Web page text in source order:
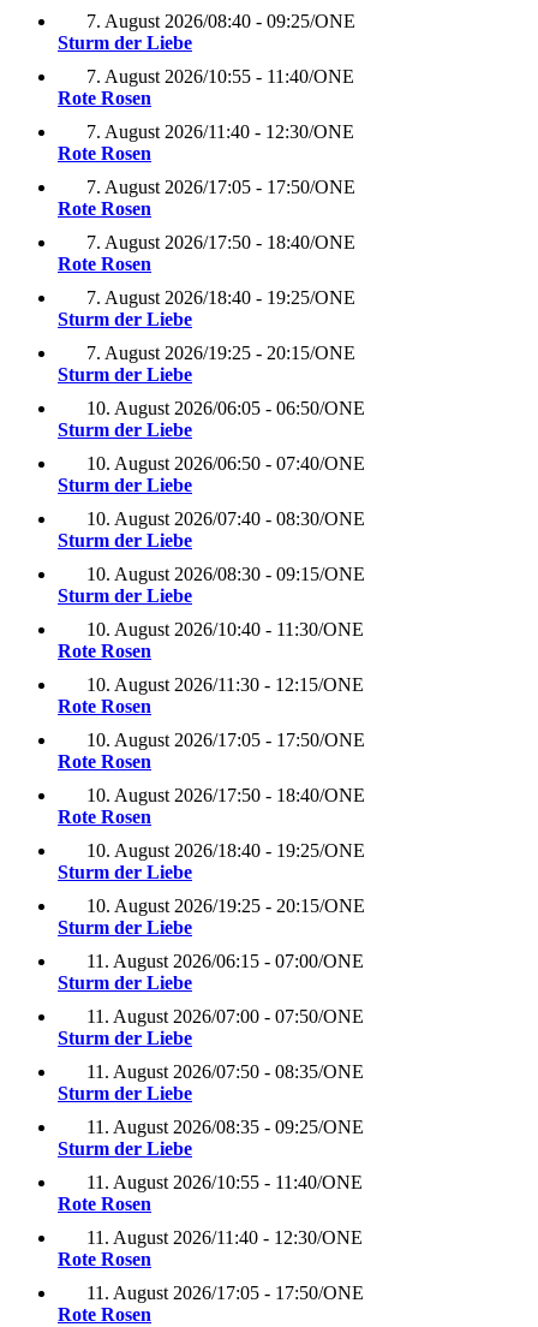
7. August 2026/08:40 - 09:25/ONE
Sturm der Liebe
7. August 2026/10:55 - 11:40/ONE
Rote Rosen
7. August 2026/11:40 - 12:30/ONE
Rote Rosen
7. August 2026/17:05 - 17:50/ONE
Rote Rosen
7. August 2026/17:50 - 18:40/ONE
Rote Rosen
7. August 2026/18:40 - 19:25/ONE
Sturm der Liebe
7. August 2026/19:25 - 20:15/ONE
Sturm der Liebe
10. August 2026/06:05 - 06:50/ONE
Sturm der Liebe
10. August 2026/06:50 - 07:40/ONE
Sturm der Liebe
10. August 2026/07:40 - 08:30/ONE
Sturm der Liebe
10. August 2026/08:30 - 09:15/ONE
Sturm der Liebe
10. August 2026/10:40 - 11:30/ONE
Rote Rosen
10. August 2026/11:30 - 12:15/ONE
Rote Rosen
10. August 2026/17:05 - 17:50/ONE
Rote Rosen
10. August 2026/17:50 - 18:40/ONE
Rote Rosen
10. August 2026/18:40 - 19:25/ONE
Sturm der Liebe
10. August 2026/19:25 - 20:15/ONE
Sturm der Liebe
11. August 2026/06:15 - 07:00/ONE
Sturm der Liebe
11. August 2026/07:00 - 07:50/ONE
Sturm der Liebe
11. August 2026/07:50 - 08:35/ONE
Sturm der Liebe
11. August 2026/08:35 - 09:25/ONE
Sturm der Liebe
11. August 2026/10:55 - 11:40/ONE
Rote Rosen
11. August 2026/11:40 - 12:30/ONE
Rote Rosen
11. August 2026/17:05 - 17:50/ONE
Rote Rosen